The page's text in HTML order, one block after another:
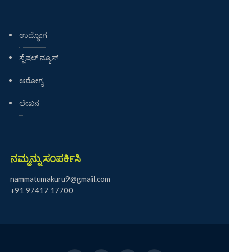
ಉದ್ಯೋಗ
ಸ್ಪೆಷಲ್ ನ್ಯೂಸ್
ಆರೋಗ್ಯ
ಲೇಖನ
ನಮ್ಮನ್ನು ಸಂಪರ್ಕಿಸಿ
nammatumakuru9@gmail.com
+91 97417 17700